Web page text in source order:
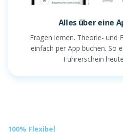
Alles über eine
Fragen lernen. Theorie- und
einfach per App buchen. So
Führerschein
100% Flexibel